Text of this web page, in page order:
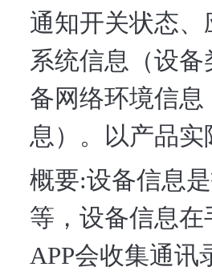
通知开关状态
系统信息（设
备网络环境信
息）。以产品
概要:设备信息
等，设备信息
APP会收集通讯